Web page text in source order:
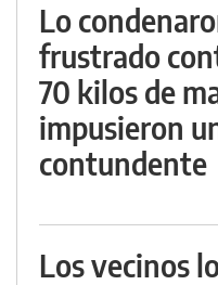
Lo
frustrado
70 kilos de
impusieron
contundente
Los vecinos